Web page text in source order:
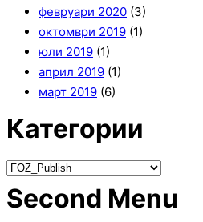
февруари 2020 (3)
октомври 2019 (1)
юли 2019 (1)
април 2019 (1)
март 2019 (6)
Категории
Second Menu